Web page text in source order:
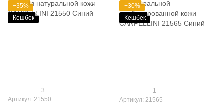
−35%
Кешбек
3
Артикул: 21550
−30%
Кешбек
1
Артикул: 21565